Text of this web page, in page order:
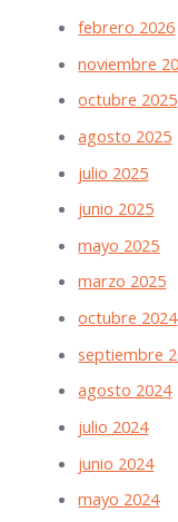
febrero 2026
noviembre
octubre 2025
agosto 2025
julio 2025
junio 2025
mayo 2025
marzo 2025
octubre 2024
septiembre
agosto 2024
julio 2024
junio 2024
mayo 2024